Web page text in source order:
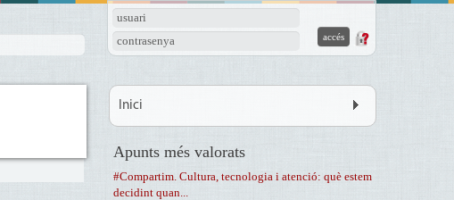
usuari
contrasenya
Inici
Apunts més valorats
#Compartim. Cultura, tecnologia i atenció: què estem
decidint quan...